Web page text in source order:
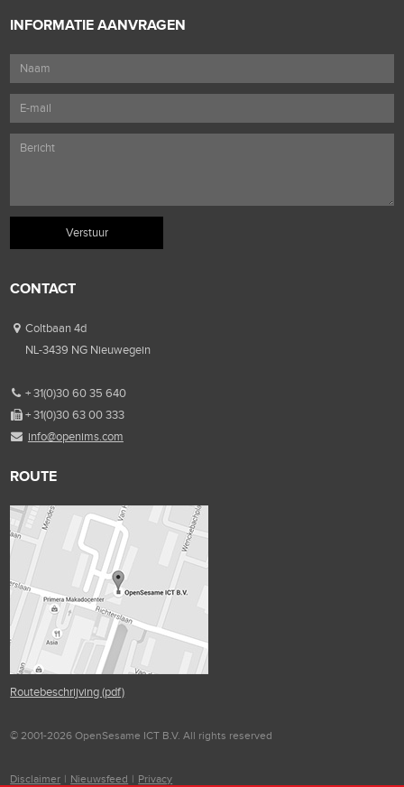
INFORMATIE AANVRAGEN
CONTACT
Coltbaan 4d
NL-3439 NG Nieuwegein
+ 31(0)30 60 35 640
+ 31(0)30 63 00 333
info@openims.com
ROUTE
Routebeschrijving (pdf)
© 2001-2026 OpenSesame ICT B.V. All rights reserved
Disclaimer | Nieuwsfeed | Privacy